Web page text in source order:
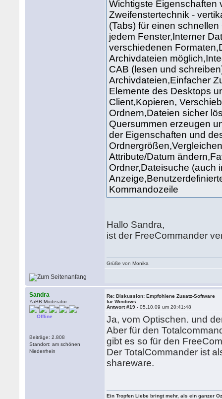
Wichtigste Eigenschaften
Zweifenstertechnik -
(Tabs) für einen
jedem Fenster,Interner
verschiedenen
Archivdateien
CAB (lesen und
Archivdateien,Einfacher
Elemente des Desktops
Client,Kopieren,
Ordnern,Dateien sicher
Quersummen erzeugen
der Eigenschaften und
Attribute/Datum
Ordner,Dateisuche (auch
Kommandozeile
Hallo Sandra,
ist der FreeCommander
Grüße von Monika
Sandra
YaBB Moderator
Offline
Beiträge: 2.808
Standort: am schönen
Niederrhein
Re: Diskussion: Empfohlene Zusatz-Software
für Windows
Antwort #19 -05.10.09 um 20:41:48
Ja, vom Optischen. und
Aber für den
gibt es so für den
Der TotalCommander ist
shareware.
Ein Tropfen Liebe bringt mehr, als ein ganzer